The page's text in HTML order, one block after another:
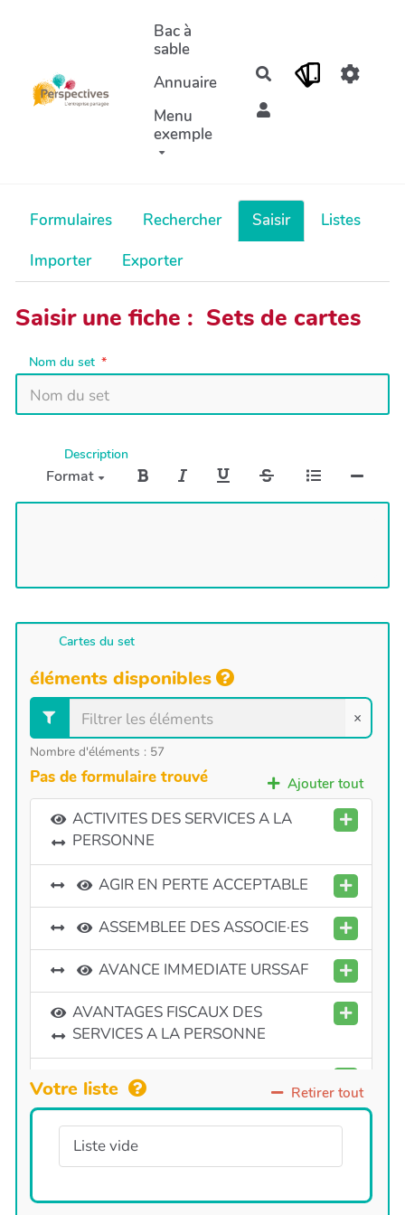
Aller au contenu principal
Bac à
sable
Annuaire
Menu
exemple
Rechercher
Formulaires Rechercher Saisir
Listes
Importer
Exporter
Saisir une fiche : Sets de cartes
Nom du set
Description
Format
Cartes du set
éléments disponibles
×
Nombre d'éléments : 57
Pas de formulaire trouvé Ajouter tout
ACTIVITES DES SERVICES A LA
PERSONNE
AGIR EN PERTE ACCEPTABLE
ASSEMBLEE DES ASSOCIE·ES
AVANCE IMMEDIATE URSSAF
AVANTAGES FISCAUX DES
SERVICES A LA PERSONNE
BULLETIN DE SALAIRE
Baromètre du bien être de
l'entrepreneur·e
Votre liste Retirer tout
Liste vide